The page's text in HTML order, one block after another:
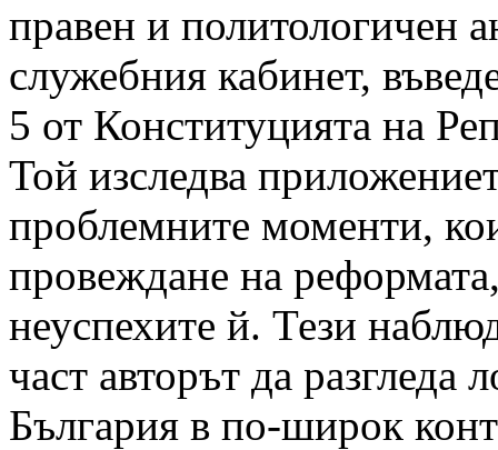
правен и политологичен
служебния кабинет,
5 от Конституцията на
Той изследва
проблемните моменти,
провеждане на
неуспехите й. Тези
част авторът да
България в по-широк